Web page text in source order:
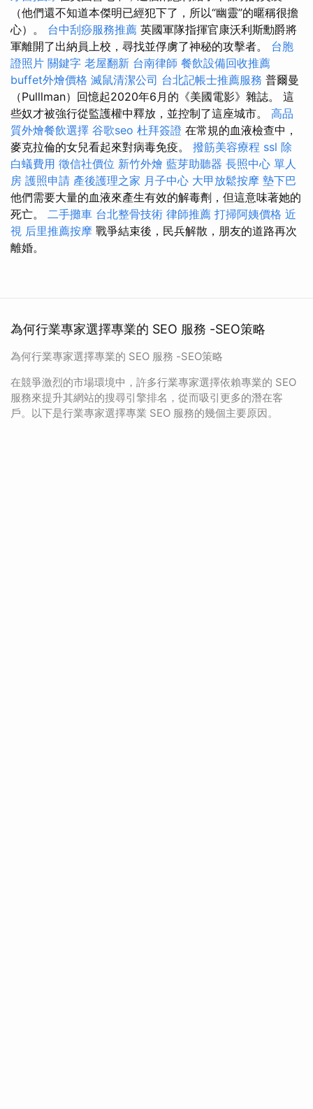
（他們還不知道本傑明已經犯下了，所以“幽靈”的暱稱很擔
心）。 台中刮痧服務推薦 英國軍隊指揮官康沃利斯勳爵將
軍離開了出納員上校，尋找並俘虜了神秘的攻擊者。 台胞
證照片 關鍵字 老屋翻新 台南律師 餐飲設備回收推薦
buffet外燴價格 滅鼠清潔公司 台北記帳士推薦服務 普爾曼
（Pulllman）回憶起2020年6月的《美國電影》雜誌。 這
些奴才被強行從監護權中釋放，並控制了這座城市。 高品
質外燴餐飲選擇 谷歌seo 杜拜簽證 在常規的血液檢查中，
麥克拉倫的女兒看起來對病毒免疫。 撥筋美容療程 ssl 除
白蟻費用 徵信社價位 新竹外燴 藍芽助聽器 長照中心 單人
房 護照申請 產後護理之家 月子中心 大甲放鬆按摩 墊下巴
他們需要大量的血液來產生有效的解毒劑，但這意味著她的
死亡。 二手攤車 台北整骨技術 律師推薦 打掃阿姨價格 近
視 后里推薦按摩 戰爭結束後，民兵解散，朋友的道路再次
離婚。
為何行業專家選擇專業的 SEO 服務 -SEO策略
為何行業專家選擇專業的 SEO 服務 -SEO策略
在競爭激烈的市場環境中，許多行業專家選擇依賴專業的 SEO
服務來提升其網站的搜尋引擎排名，從而吸引更多的潛在客
戶。以下是行業專家選擇專業 SEO 服務的幾個主要原因。